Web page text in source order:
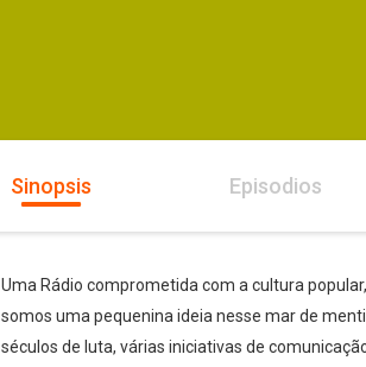
Sinopsis Episodios
Uma Rádio comprometida com a cultura
somos uma pequenina ideia nesse mar de
séculos de luta, várias iniciativas de